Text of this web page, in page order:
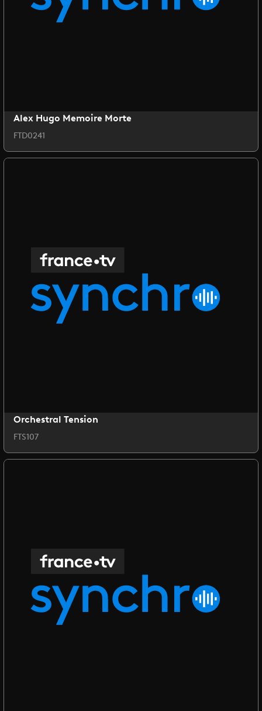
Alex Hugo Memoire Morte
FTD0241
Orchestral Tension
FTS107